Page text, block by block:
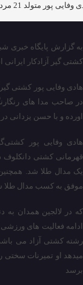
متولد 21 مرداد 1373 از لالجین همدان کشتی گیر آزادکار ایرانی است.
کشتی گیر آزادکار
هادی وفایی پور کشتی
در صاحب مدا های
اورده و با حسن یزدانی
هادی وفایی پور
یک مدال طلا شد.
موفق به کسب مدال
که در لالجین همدان به
ادامه فعالیت های ورزشی
رشته کشتی آزاد می
میدهد او تمیرنات سختی
برسد